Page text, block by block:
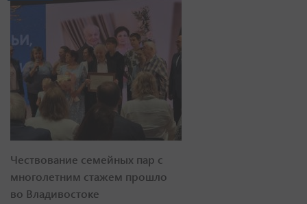
Чествование семейных пар с
многолетним стажем прошло
во Владивостоке